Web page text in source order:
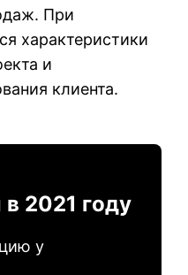
При
характеристики
и
клиента.
2021 году
у